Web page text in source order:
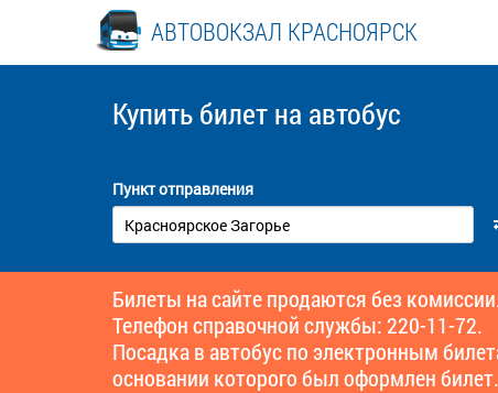
АВТОВОКЗАЛ КРАСНОЯРСК
Купить билет на автобус
Пункт отправления
Билеты на сайте продаются без
Телефон справочной службы: 220-11-72.
Посадка в автобус по электронным
основании которого был оформлен билет.